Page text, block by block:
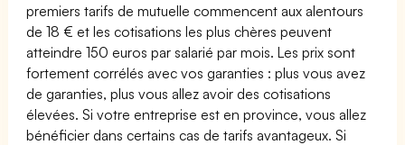
premiers tarifs de mutuelle commencent aux alentours
de 18 € et les cotisations les plus chères peuvent
atteindre 150 euros par salarié par mois. Les prix sont
fortement corrélés avec vos garanties : plus vous avez
de garanties, plus vous allez avoir des cotisations
élevées. Si votre entreprise est en province, vous allez
bénéficier dans certains cas de tarifs avantageux. Si